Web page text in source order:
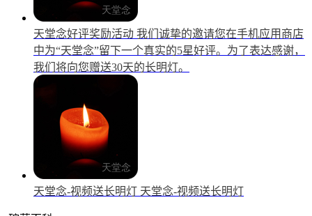
天堂念好评奖励活动 我们诚挚的邀请您在手机应用商店
中为“天堂念”留下一个真实的5星好评。为了表达感谢，
我们将向您赠送30天的长明灯。
天堂念-视频送长明灯 天堂念-视频送长明灯